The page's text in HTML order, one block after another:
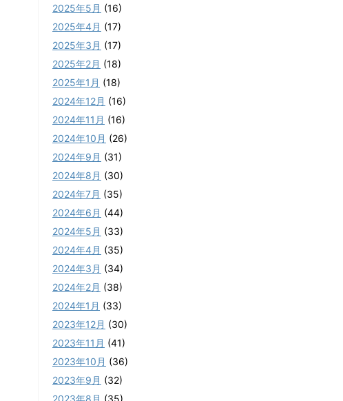
2025年5月 (16)
2025年4月 (17)
2025年3月 (17)
2025年2月 (18)
2025年1月 (18)
2024年12月 (16)
2024年11月 (16)
2024年10月 (26)
2024年9月 (31)
2024年8月 (30)
2024年7月 (35)
2024年6月 (44)
2024年5月 (33)
2024年4月 (35)
2024年3月 (34)
2024年2月 (38)
2024年1月 (33)
2023年12月 (30)
2023年11月 (41)
2023年10月 (36)
2023年9月 (32)
2023年8月 (35)